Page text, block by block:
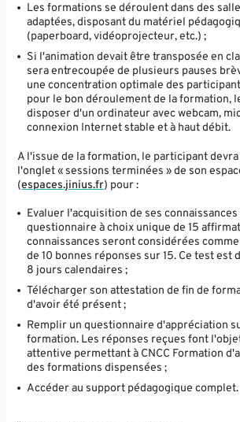
Les formations se déroulent dans des
adaptées, disposant du matériel
(paperboard, vidéoprojecteur, etc.) ;
Si l'animation devait être transposée en
sera entrecoupée de plusieurs pauses
une concentration optimale des
pour le bon déroulement de la formation,
disposer d'un ordinateur avec webcam,
connexion Internet stable et à haut débit.
A l'issue de la formation, le participant
l'onglet « sessions terminées » de son
(espaces.jinius.fr) pour :
Evaluer l'acquisition de ses
questionnaire à choix unique de 15
connaissances seront considérées
de 10 bonnes réponses sur 15. Ce test est
8 jours calendaires ;
Télécharger son attestation de fin de
d'avoir été présent ;
Remplir un questionnaire d'appréciation
formation. Les réponses reçues font
attentive permettant à CNCC Formation
des formations dispensées ;
Accéder au support pédagogique complet.